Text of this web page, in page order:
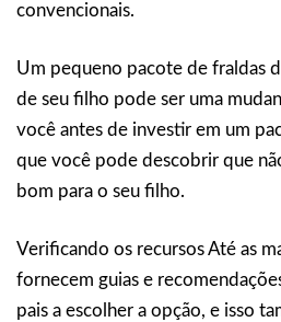
convencionais.
Um pequeno pacote de fraldas
de seu filho pode ser uma
você antes de investir em um
que você pode descobrir que
bom para o seu filho.
Verificando os recursos Até as
fornecem guias e
pais a escolher a opção, e isso